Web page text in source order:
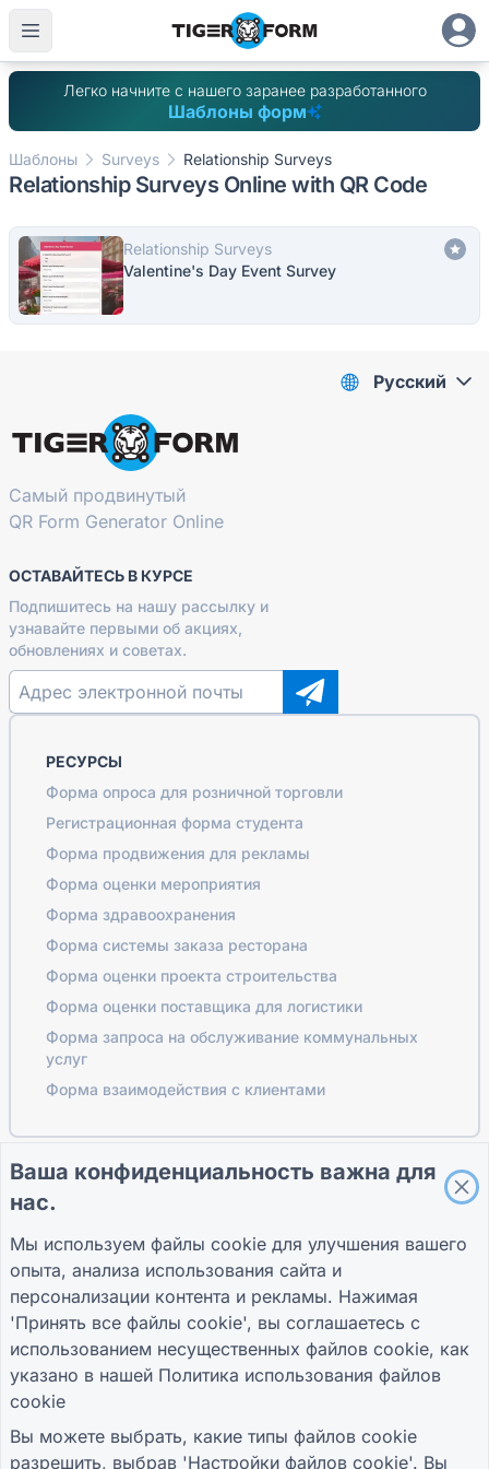
Легко начните с нашего заранее разработанного
Шаблоны форм
Шаблоны Surveys Relationship Surveys
Relationship Surveys Online with QR Code
Relationship Surveys
Valentine's Day Event Survey
Самый продвинутый
QR Form Generator Online
ОСТАВАЙТЕСЬ В КУРСЕ
Подпишитесь на нашу рассылку и
узнавайте первыми об акциях,
обновлениях и советах.
РЕСУРСЫ
Форма опроса для розничной торговли
Регистрационная форма студента
Форма продвижения для рекламы
Форма оценки мероприятия
Форма здравоохранения
Форма системы заказа ресторана
Форма оценки проекта строительства
Форма оценки поставщика для логистики
Форма запроса на обслуживание коммунальных
услуг
Форма взаимодействия с клиентами
ПРИСОЕДИНЯЙТЕСЬ К СООБЩЕСТВУ
ПУТЕВОДИТЕЛИ
Справочный центр
TIGER FORM
Руководство
КОМПАНИЯ
УСЛОВИЯ
конфиденциальности
Настройки файлов
cookie
Pусский
Ваша конфиденциальность важна для
нас.
Мы используем файлы cookie для улучшения вашего
опыта, анализа использования сайта и
персонализации контента и рекламы. Нажимая
'Принять все файлы cookie', вы соглашаетесь с
использованием несущественных файлов cookie, как
указано в нашей Политика использования файлов
cookie
Вы можете выбрать, какие типы файлов cookie
разрешить, выбрав 'Настройки файлов cookie'. Вы